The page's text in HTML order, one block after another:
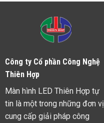
Công ty Cổ phần Công Nghệ
Thiên Hợp
Màn hình LED Thiên Hợp tự
tin là một trong những đơn vị
cung cấp giải pháp công